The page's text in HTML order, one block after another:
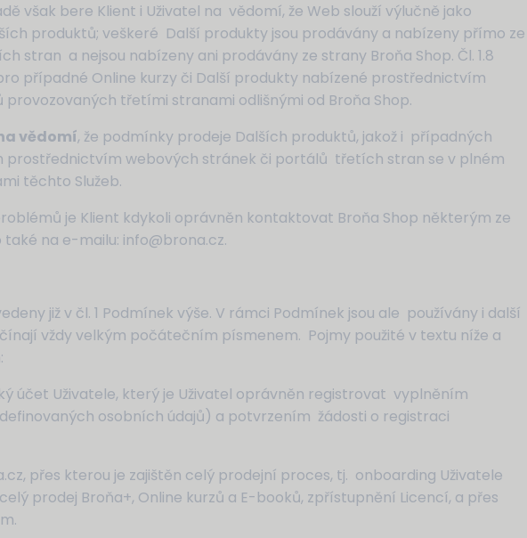
však bere Klient i Uživatel na vědomí, že Web slouží výlučně jako
produktů; veškeré Další produkty jsou prodávány a nabízeny přímo ze
stran a nejsou nabízeny ani prodávány ze strany Broňa Shop. Čl. 1.8
případné Online kurzy či Další produkty nabízené prostřednictvím
třetími stranami odlišnými od Broňa Shop.
vědomí, že podmínky prodeje Dalších produktů, jakož i případných
prostřednictvím webových stránek či portálů třetích stran se v plném
těchto Služeb.
je Klient kdykoli oprávněn kontaktovat Broňa Shop některým ze
na e-mailu: info@brona.cz.
již v čl. 1 Podmínek výše. V rámci Podmínek jsou ale používány i další
vždy velkým počátečním písmenem. Pojmy použité v textu níže a
účet Uživatele, který je Uživatel oprávněn registrovat vyplněním
osobních údajů) a potvrzením žádosti o registraci
přes kterou je zajištěn celý prodejní proces, tj. onboarding Uživatele
prodej Broňa+, Online kurzů a E-booků, zpřístupnění Licencí, a přes